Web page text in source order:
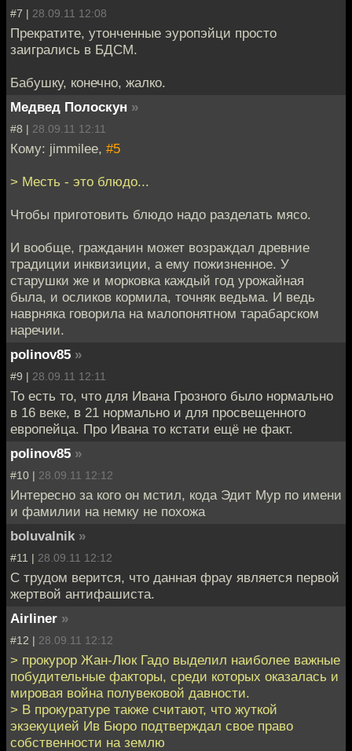
#7 | 28.09.11 12:08
Прекратите, утонченные эуропэйци просто
заигрались в БДСМ.
Бабушку, конечно, жалко.
Медвед Полоскун »
#8 | 28.09.11 12:11
Кому: jimmilee, #5
> Месть - это блюдо...
Чтобы приготовить блюдо надо разделать мясо.
И вообще, гражданин может возраждал древние
традиции инквизиции, а ему пожизненное. У
старушки же и морковка каждый год урожайная
была, и осликов кормила, точняк ведьма. И ведь
наврняка говорила на малопонятном тарабарском
наречии.
polinov85 »
#9 | 28.09.11 12:11
То есть то, что для Ивана Грозного было нормально
в 16 веке, в 21 нормально и для просвещенного
европейца. Про Ивана то кстати ещё не факт.
polinov85 »
#10 | 28.09.11 12:12
Интересно за кого он мстил, кода Эдит Мур по имени
и фамилии на немку не похожа
boluvalnik »
#11 | 28.09.11 12:12
С трудом верится, что данная фрау является первой
жертвой антифашиста.
Airliner »
#12 | 28.09.11 12:12
> прокурор Жан-Люк Гадо выделил наиболее важные
побудительные факторы, среди которых оказалась и
мировая война полувековой давности.
> В прокуратуре также считают, что жуткой
экзекуцией Ив Бюро подтверждал свое право
собственности на землю